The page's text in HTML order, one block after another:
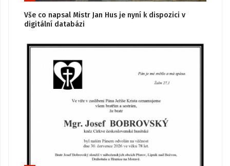
Vše co napsal Mistr Jan Hus je nyní k dispozici v
digitální databázi